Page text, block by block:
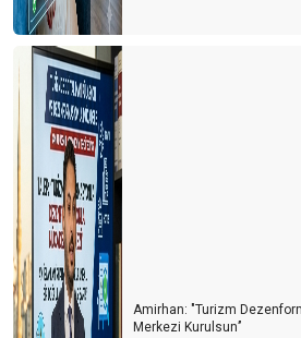
Amirhan: "Turizm
Merkezi Kurulsun’’